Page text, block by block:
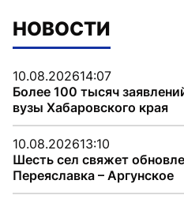
НОВОСТИ
10.08.202614:07
Более 100 тысяч
вузы Хабаровского края
10.08.202613:10
Шесть сел свяжет
Переяславка – Аргунское